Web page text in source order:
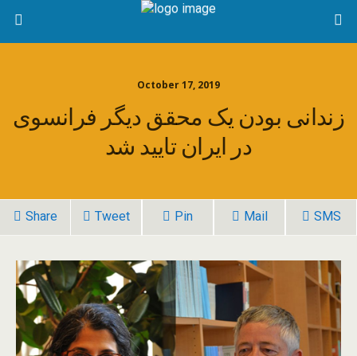
October 17, 2019
زندانی بودن یک محقق دیگر فرانسوی
در ایران تایید شد
Share Tweet Pin Mail SMS